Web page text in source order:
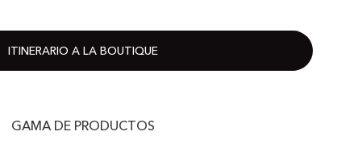
ITINERARIO A LA BOUTIQUE
GAMA DE PRODUCTOS